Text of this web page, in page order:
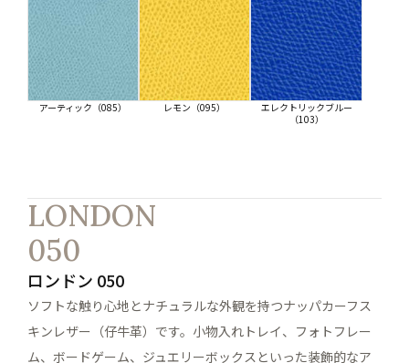
アーティック（085） レモン（095）
エレクトリックブルー
（103）
LONDON
050
ロンドン 050
ソフトな触り心地とナチュラルな外観を持つナッパカーフス
キンレザー（仔牛革）です。小物入れトレイ、フォトフレー
ム、ボードゲーム、ジュエリーボックスといった装飾的なア